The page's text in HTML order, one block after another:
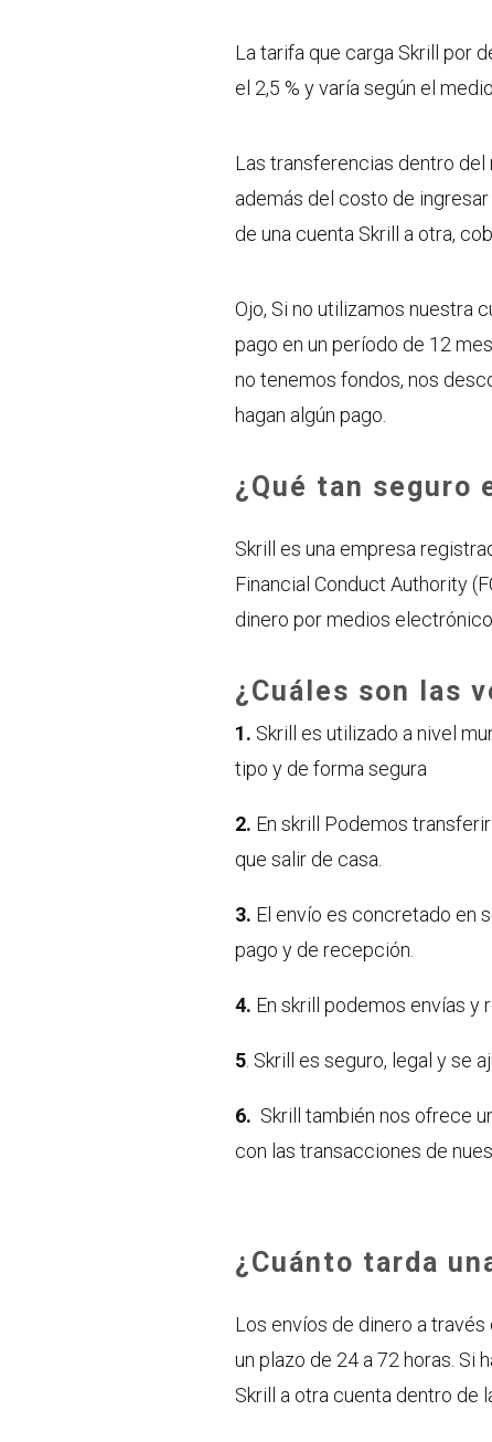
La tarifa que carga Skrill por
el 2,5 % y varía según el
Las transferencias dentro del
además del costo de
de una cuenta Skrill a otra,
Ojo, Si no utilizamos nuestra
pago en un período de 12
no tenemos fondos, nos
hagan algún pago.
¿Qué tan seguro
Skrill es una empresa
Financial Conduct Authority
dinero por medios
¿Cuáles son las
1. Skrill es utilizado a nivel
tipo y de forma segura
2. En skrill Podemos
que salir de casa.
3. El envío es concretado en
pago y de recepción.
4. En skrill podemos envías y
5. Skrill es seguro, legal y se
6. Skrill también nos ofrece
con las transacciones de
¿Cuánto tarda
Los envíos de dinero a través
un plazo de 24 a 72 horas. Si
Skrill a otra cuenta dentro de